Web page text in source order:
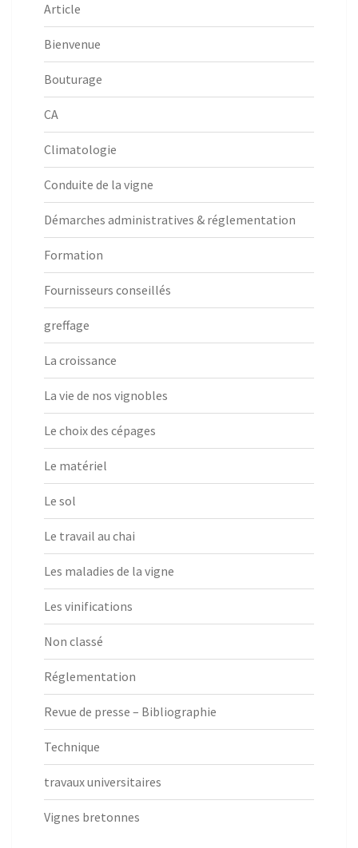
Article
Bienvenue
Bouturage
CA
Climatologie
Conduite de la vigne
Démarches administratives & réglementation
Formation
Fournisseurs conseillés
greffage
La croissance
La vie de nos vignobles
Le choix des cépages
Le matériel
Le sol
Le travail au chai
Les maladies de la vigne
Les vinifications
Non classé
Réglementation
Revue de presse – Bibliographie
Technique
travaux universitaires
Vignes bretonnes